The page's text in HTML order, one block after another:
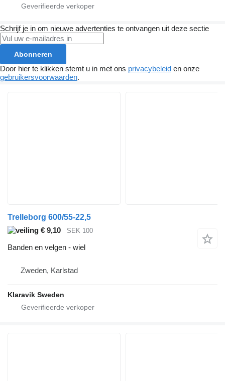
Schrijf je in om nieuwe advertenties te ontvangen uit deze sectie
Abonneren
Door hier te klikken stemt u in met ons privacybeleid en onze
gebruikersvoorwaarden.
Trelleborg 600/55-22,5
€ 9,10
SEK 100
Banden en velgen - wiel
Zweden, Karlstad
Klaravik Sweden